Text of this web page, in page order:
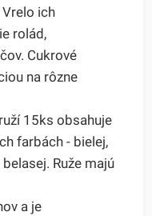
ich
rolád,
Cukrové
na rôzne
15ks obsahuje
farbách - bielej,
Ruže majú
a je